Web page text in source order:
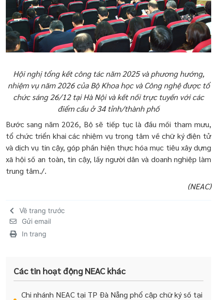
Hội nghị tổng kết công tác năm 2025 và phương hướng,
nhiệm vụ năm 2026 của Bộ Khoa học và Công nghệ được tổ
chức sáng 26/12 tại Hà Nội và kết nối trực tuyến với các
điểm cầu ở 34 tỉnh/thành phố
Bước sang năm 2026, Bộ sẽ tiếp tục là đầu mối tham mưu,
tổ chức triển khai các nhiệm vụ trọng tâm về chữ ký điện tử
và dịch vụ tin cậy, góp phần hiện thực hóa mục tiêu xây dựng
xã hội số an toàn, tin cậy, lấy người dân và doanh nghiệp làm
trung tâm./.
(NEAC)
Về trang trước
Gửi email
In trang
Các tin hoạt động NEAC khác
Chi nhánh NEAC tại TP Đà Nẵng phổ cập chữ ký số tại